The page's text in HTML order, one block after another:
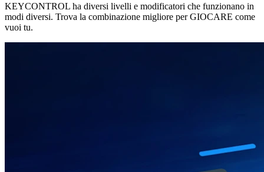
KEYCONTROL ha diversi livelli e modificatori che funzionano in
modi diversi. Trova la combinazione migliore per GIOCARE come
vuoi tu.